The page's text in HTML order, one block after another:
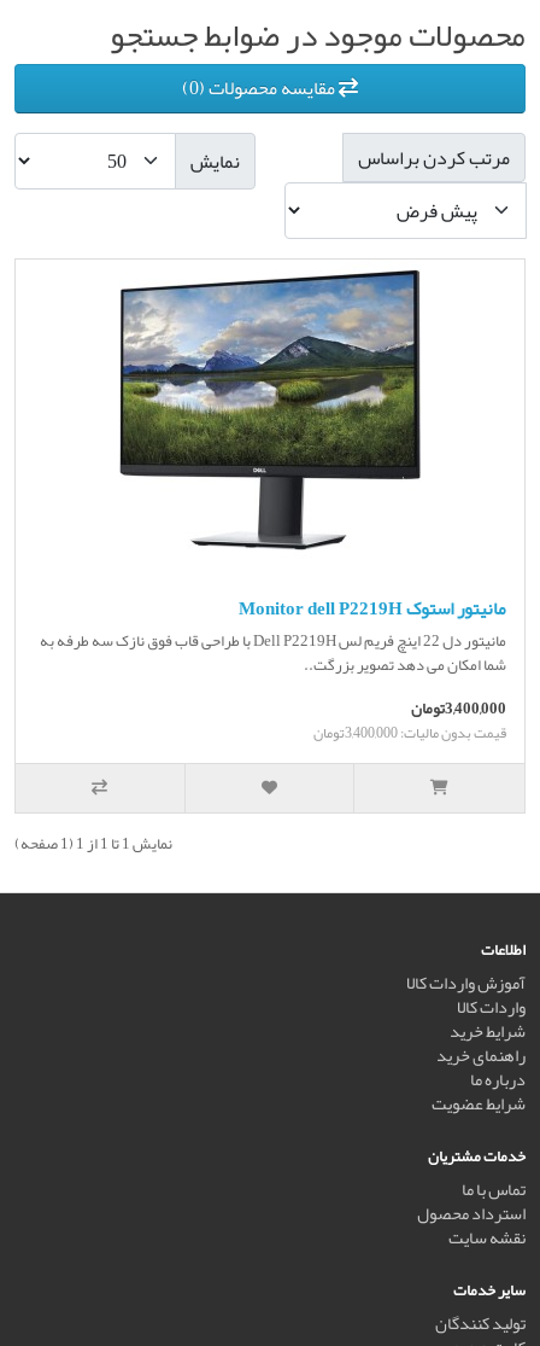
محصولات موجود در ضوابط جستجو
مقایسه محصولات (0)
مرتب کردن براساس
نمایش
مانیتور استوک Monitor dell P2219H
مانیتور دل 22 اینچ فریم لس Dell P2219H با طراحی قاب فوق نازک سه طرفه به
شما امکان می دهد تصویر بزرگت..
3,400,000تومان
قیمت بدون مالیات: 3,400,000تومان
نمایش 1 تا 1 از 1 (1 صفحه)
اطلاعات
آموزش واردات کالا
واردات کالا
شرایط خرید
راهنمای خرید
درباره ما
شرایط عضویت
خدمات مشتریان
تماس با ما
استرداد محصول
نقشه سایت
سایر خدمات
تولید کنندگان